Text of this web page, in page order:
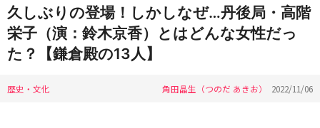
久しぶりの登場！しかしなぜ…丹後局・高階
栄子（演：鈴木京香）とはどんな女性だっ
た？【鎌倉殿の13人】
歴史・文化 角田晶生（つのだ あきお） 2022/11/06